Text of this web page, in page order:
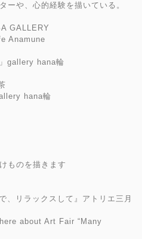
ーや、心的経験を描いている。
GALLERY
Anamune
gallery hana輪
hana輪
ものを描きます
、リラックスして』アトリエ三月
about Art Fair “Many